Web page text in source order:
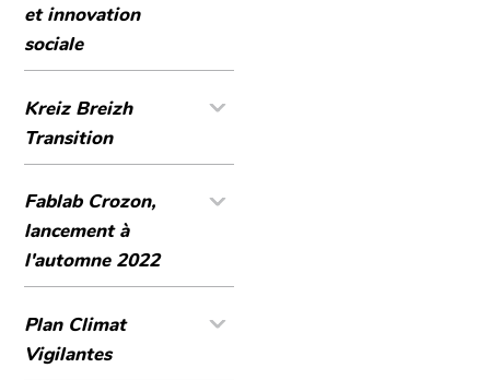
et innovation
sociale
Kreiz Breizh
Transition
Fablab Crozon,
lancement à
l'automne 2022
Plan Climat
Vigilantes